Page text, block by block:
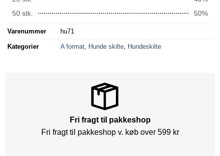
50 stk.
50%
Varenummer hu71
Kategorier A format, Hunde skilte, Hundeskilte
Fri fragt til pakkeshop
Fri fragt til pakkeshop v. køb over 599 kr